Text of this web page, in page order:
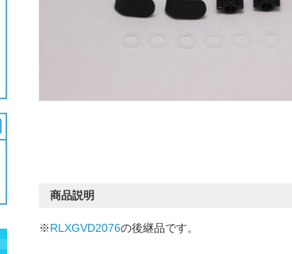
商品説明
※RLXGVD2076の後継品です。